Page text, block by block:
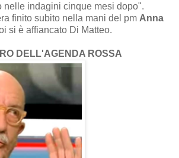
nelle indagini cinque mesi dopo".
finito subito nella mani del pm Anna
si è affiancato Di Matteo.
DELL'AGENDA ROSSA